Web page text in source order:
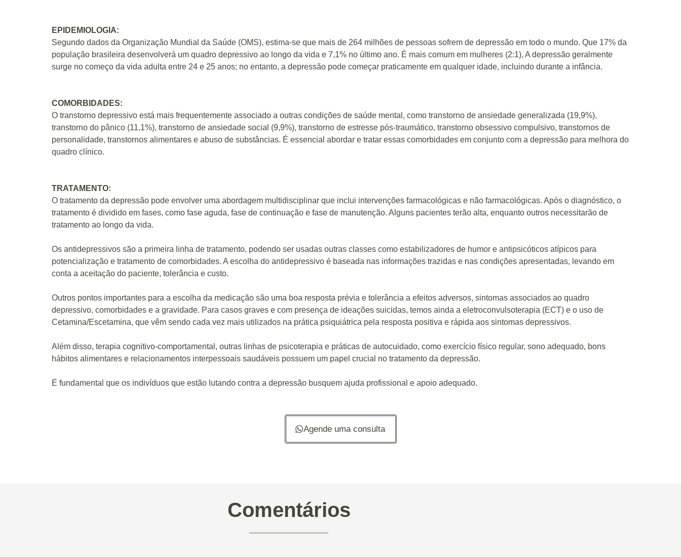
EPIDEMIOLOGIA:
Segundo dados da Organização Mundial da Saúde (OMS), estima-se que mais de 264 milhões de pessoas sofrem de depressão em todo o mundo. Que 17% da
população brasileira desenvolverá um quadro depressivo ao longo da vida e 7,1% no último ano. É mais comum em mulheres (2:1), A depressão geralmente
surge no começo da vida adulta entre 24 e 25 anos; no entanto, a depressão pode começar praticamente em qualquer idade, incluindo durante a infância.
COMORBIDADES:
O transtorno depressivo está mais frequentemente associado a outras condições de saúde mental, como transtorno de ansiedade generalizada (19,9%),
transtorno do pânico (11,1%), transtorno de ansiedade social (9,9%), transtorno de estresse pós-traumático, transtorno obsessivo compulsivo, transtornos de
personalidade, transtornos alimentares e abuso de substâncias. É essencial abordar e tratar essas comorbidades em conjunto com a depressão para melhora do
quadro clínico.
TRATAMENTO:
O tratamento da depressão pode envolver uma abordagem multidisciplinar que inclui intervenções farmacológicas e não farmacológicas. Após o diagnóstico, o
tratamento é dividido em fases, como fase aguda, fase de continuação e fase de manutenção. Alguns pacientes terão alta, enquanto outros necessitarão de
tratamento ao longo da vida.
Os antidepressivos são a primeira linha de tratamento, podendo ser usadas outras classes como estabilizadores de humor e antipsicóticos atípicos para
potencialização e tratamento de comorbidades. A escolha do antidepressivo é baseada nas informações trazidas e nas condições apresentadas, levando em
conta a aceitação do paciente, tolerância e custo.
Outros pontos importantes para a escolha da medicação são uma boa resposta prévia e tolerância a efeitos adversos, sintomas associados ao quadro
depressivo, comorbidades e a gravidade. Para casos graves e com presença de ideações suicidas, temos ainda a eletroconvulsoterapia (ECT) e o uso de
Cetamina/Escetamina, que vêm sendo cada vez mais utilizados na prática psiquiátrica pela resposta positiva e rápida aos sintomas depressivos.
Além disso, terapia cognitivo-comportamental, outras linhas de psicoterapia e práticas de autocuidado, como exercício físico regular, sono adequado, bons
hábitos alimentares e relacionamentos interpessoais saudáveis possuem um papel crucial no tratamento da depressão.
É fundamental que os indivíduos que estão lutando contra a depressão busquem ajuda profissional e apoio adequado.
Agende uma consulta
Comentários